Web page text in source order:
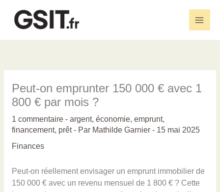
contenu
Main
Peut-on emprunter 150 000 € avec 1
800 € par mois ?
1 commentaire - argent, économie, emprunt,
financement, prêt- Par Mathilde Garnier - 15 mai 2025
Finances
Peut-on réellement envisager un emprunt immobilier de
150 000 € avec un revenu mensuel de 1 800 € ? Cette